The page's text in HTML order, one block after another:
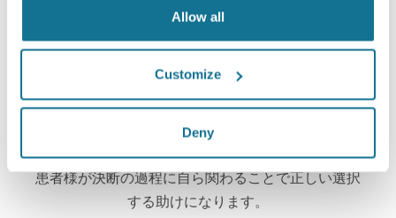
Allow all
Customize
Deny
レーションを元に施術を選択し、想像される術後の
仕上がりを判断するお手伝いをします。
自信
患者様が決断の過程に自ら関わることで正しい選択
する助けになります。